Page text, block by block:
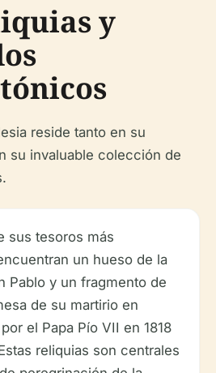
y
reside tanto en su
su invaluable colección de
sus tesoros más
un hueso de la
Pablo y un fragmento de
de su martirio en
el Papa Pío VII en 1818
reliquias son centrales